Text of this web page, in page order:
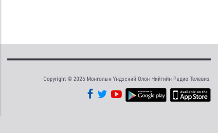
Copyright © 2026 Монголын Үндэсний Олон Нийтийн Радио Телевиз.